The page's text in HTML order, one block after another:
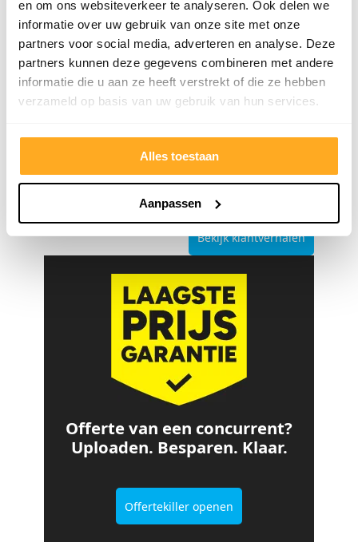
en om ons websiteverkeer te analyseren. Ook delen we
informatie over uw gebruik van onze site met onze
partners voor social media, adverteren en analyse. Deze
partners kunnen deze gegevens combineren met andere
informatie die u aan ze heeft verstrekt of die ze hebben
verzameld op basis van uw gebruik van hun services.
Alles toestaan
Aanpassen
9/10 5272 reviews
Bekijk klantverhalen
Offerte van een concurrent?
Uploaden. Besparen. Klaar.
Offertekiller openen